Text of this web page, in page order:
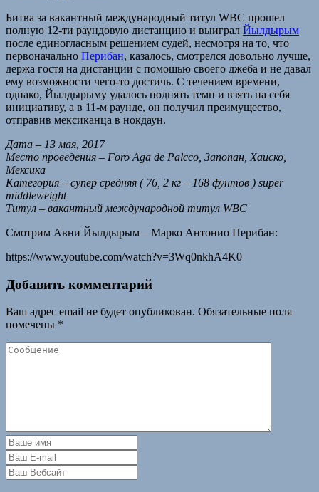
Битва за вакантный международный титул WBC прошел
полную 12-ти раундовую дистанцию и выиграл Йылдырым
после единогласным решением судей, несмотря на то, что
первоначально Перибан, казалось, смотрелся довольно лучше,
держа гостя на дистанции с помощью своего джеба и не давал
ему возможности чего-то достичь. С течением времени,
однако, Йылдырыму удалось поднять темп и взять на себя
инициативу, а в 11-м раунде, он получил преимущество,
отправив мексиканца в нокдаун.
Дата – 13 мая, 2017
Место проведения – Foro Aga de Palcco, Запопан, Хаиско,
Мексика
Категория – супер средняя ( 76, 2 кг – 168 фунтов ) super
middleweight
Титул – вакантный международной титул WBC
Смотрим Авни Йылдырым – Марко Антонио Перибан:
https://www.youtube.com/watch?v=3Wq0nkhA4K0
Добавить комментарий
Ваш адрес email не будет опубликован. Обязательные поля
помечены *